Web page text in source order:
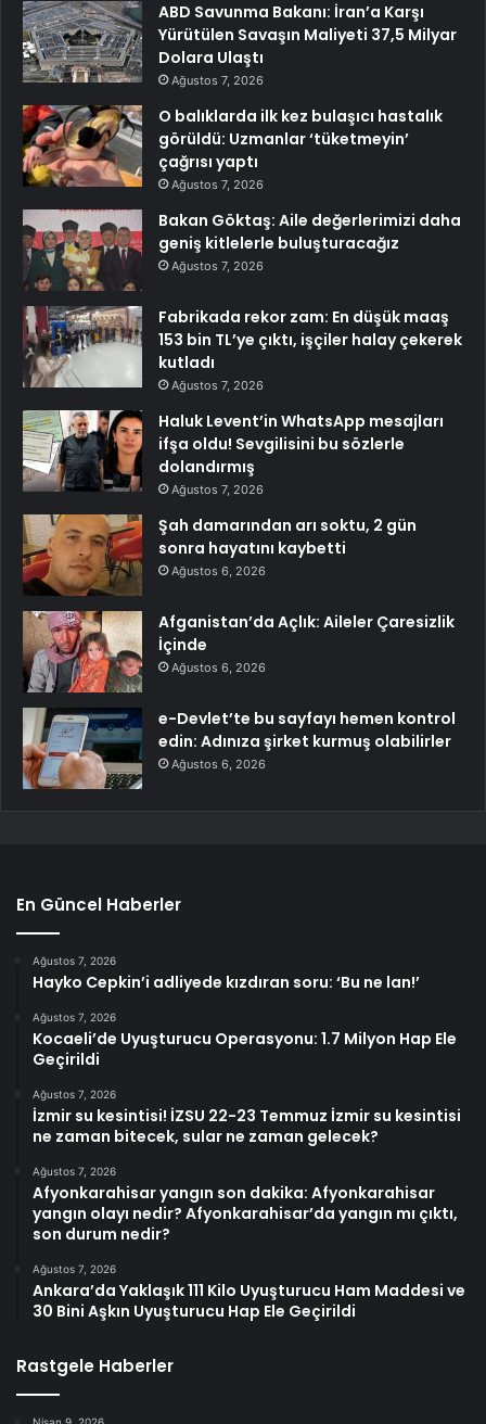
ABD Savunma Bakanı: İran’a Karşı
Yürütülen Savaşın Maliyeti 37,5 Milyar
Dolara Ulaştı
Ağustos 7, 2026
O balıklarda ilk kez bulaşıcı hastalık
görüldü: Uzmanlar ‘tüketmeyin’
çağrısı yaptı
Ağustos 7, 2026
Bakan Göktaş: Aile değerlerimizi daha
geniş kitlelerle buluşturacağız
Ağustos 7, 2026
Fabrikada rekor zam: En düşük maaş
153 bin TL’ye çıktı, işçiler halay çekerek
kutladı
Ağustos 7, 2026
Haluk Levent’in WhatsApp mesajları
ifşa oldu! Sevgilisini bu sözlerle
dolandırmış
Ağustos 7, 2026
Şah damarından arı soktu, 2 gün
sonra hayatını kaybetti
Ağustos 6, 2026
Afganistan’da Açlık: Aileler Çaresizlik
İçinde
Ağustos 6, 2026
e-Devlet’te bu sayfayı hemen kontrol
edin: Adınıza şirket kurmuş olabilirler
Ağustos 6, 2026
En Güncel Haberler
Ağustos 7, 2026
Hayko Cepkin’i adliyede kızdıran soru: ‘Bu ne lan!’
Ağustos 7, 2026
Kocaeli’de Uyuşturucu Operasyonu: 1.7 Milyon Hap Ele
Geçirildi
Ağustos 7, 2026
İzmir su kesintisi! İZSU 22-23 Temmuz İzmir su kesintisi
ne zaman bitecek, sular ne zaman gelecek?
Ağustos 7, 2026
Afyonkarahisar yangın son dakika: Afyonkarahisar
yangın olayı nedir? Afyonkarahisar’da yangın mı çıktı,
son durum nedir?
Ağustos 7, 2026
Ankara’da Yaklaşık 111 Kilo Uyuşturucu Ham Maddesi ve
30 Bini Aşkın Uyuşturucu Hap Ele Geçirildi
Rastgele Haberler